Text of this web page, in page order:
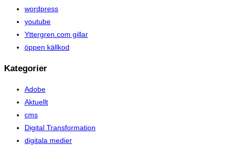
wordpress
youtube
Yttergren.com gillar
öppen källkod
Kategorier
Adobe
Aktuellt
cms
Digital Transformation
digitala medier